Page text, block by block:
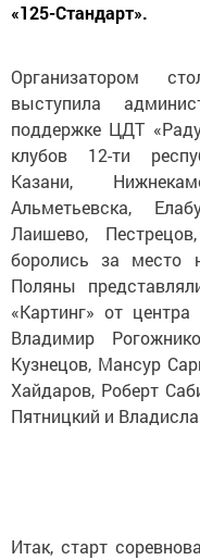
«125-Стандарт».
Организатором
выступила
поддержке ЦДТ
клубов 12-ти
Казани,
Альметьевска,
Лаишево,
боролись за место
Поляны
«Картинг» от центра
Владимир
Кузнецов, Мансур
Хайдаров, Роберт
Пятницкий и
Итак, старт